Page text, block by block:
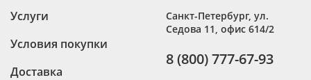
Услуги
Условия покупки
Доставка
Санкт-Петербург, ул.
Седова 11, офис 614/2
8 (800) 777-67-93